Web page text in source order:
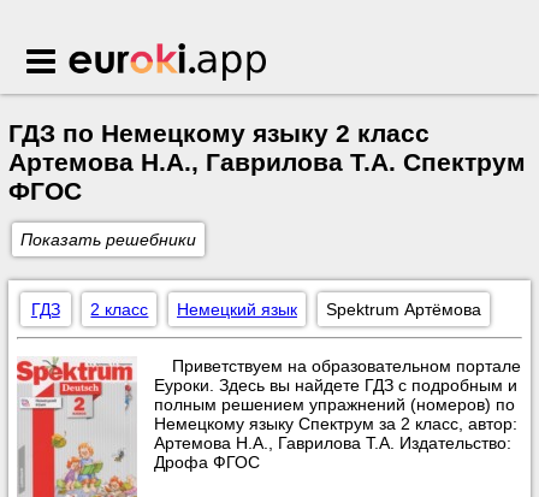
Euroki.app
ГДЗ по Немецкому языку 2 класс
Артемова Н.А., Гаврилова Т.А. Спектрум
ФГОС
Показать решебники
ГДЗ 2 класс Немецкий язык Spektrum Артёмова
Приветствуем на образовательном портале
Еуроки. Здесь вы найдете ГДЗ с подробным и
полным решением упражнений (номеров) по
Немецкому языку Спектрум за 2 класс, автор:
Артемова Н.А., Гаврилова Т.А. Издательство:
Дрофа ФГОС